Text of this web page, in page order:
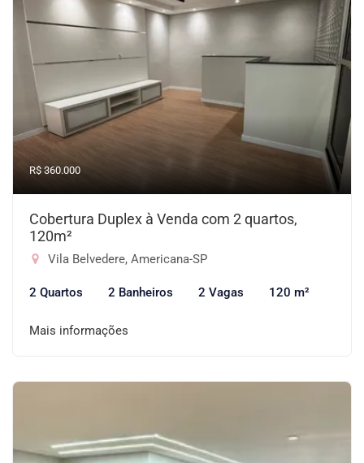
R$ 360.000
Cobertura Duplex à Venda com 2 quartos,
120m²
Vila Belvedere, Americana-SP
2 Quartos 2 Banheiros 2 Vagas 120 m²
Mais informações